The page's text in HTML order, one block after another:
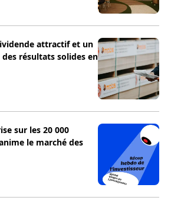
attractif et un
résultats solides en
sur les 20 000
le marché des